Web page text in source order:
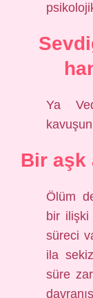
Ya
Bir aşk
Ölüm
bir ilişki
süreci
ila
süre